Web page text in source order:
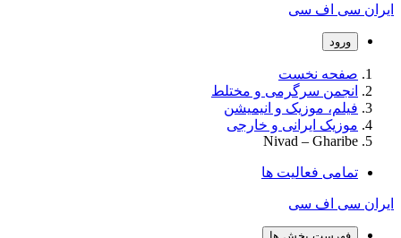
ایران سی اف سی
ورود
صفحه نخست
انجمن سرگرمی و مختلط
فیلم، موزیک و انیمیشن
موزیک ایرانی و خارجی
Nivad – Gharibe
تمامی فعالیت ها
ایران سی اف سی